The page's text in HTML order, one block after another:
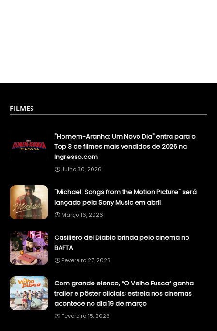
FILMES
"Homem-Aranha: Um Novo Dia" entra para o
Top 3 de filmes mais vendidos de 2026 na
Ingresso.com
Julho 30, 2026
"Michael: Songs from the Motion Picture" será
lançado pela Sony Music em abril
Março 16, 2026
Casillero del Diablo brinda pelo cinema no
BAFTA
Fevereiro 27, 2026
Com grande elenco, “O Velho Fusca” ganha
trailer e pôster oficiais; estreia nos cinemas
acontece no dia 19 de março
Fevereiro 15, 2026